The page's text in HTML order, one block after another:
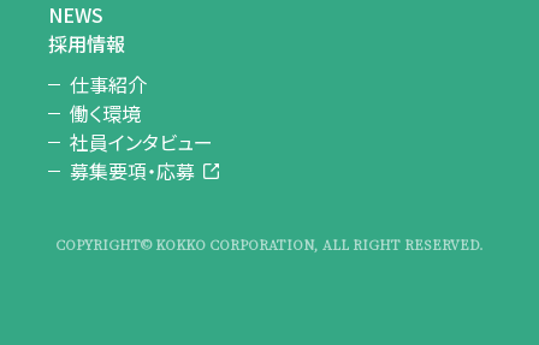
NEWS
採用情報
仕事紹介
働く環境
社員インタビュー
募集要項・応募
COPYRIGHT© KOKKO CORPORATION, ALL RIGHT RESERVED.